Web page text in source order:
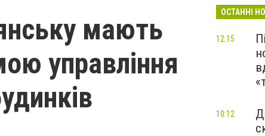
мають
управління
ОСТАННІ
12:15
10:12